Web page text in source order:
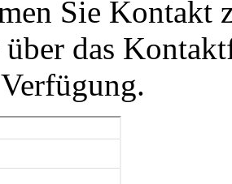
Sie Kontakt
das